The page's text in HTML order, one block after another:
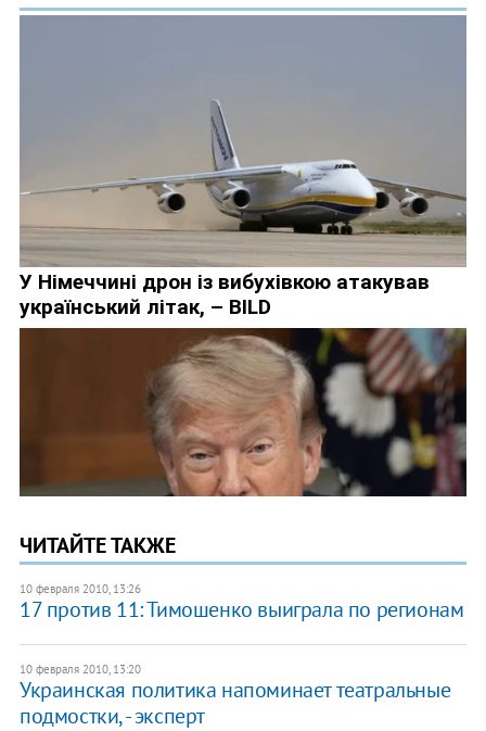
ЧИТАЙТЕ ТАКЖЕ
10 февраля 2010, 13:26
17 против 11: Тимошенко выиграла по регионам
10 февраля 2010, 13:20
Украинская политика напоминает театральные
подмостки, - эксперт